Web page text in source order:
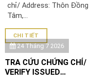
chỉ/ Address: Thôn Đồng
Tâm,...
CHI TIẾT
24 Tháng 7 2026
TRA CỨU CHỨNG CHỈ/
VERIFY ISSUED